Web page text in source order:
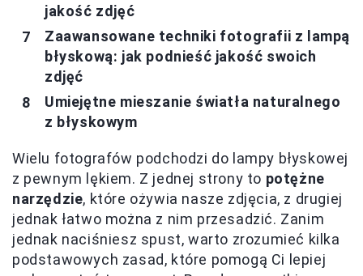
jakość zdjęć
Zaawansowane techniki fotografii z lampą
błyskową: jak podnieść jakość swoich
zdjęć
Umiejętne mieszanie światła naturalnego
z błyskowym
Wielu fotografów podchodzi do lampy błyskowej
z pewnym lękiem. Z jednej strony to potężne
narzędzie, które ożywia nasze zdjęcia, z drugiej
jednak łatwo można z nim przesadzić. Zanim
jednak naciśniesz spust, warto zrozumieć kilka
podstawowych zasad, które pomogą Ci lepiej